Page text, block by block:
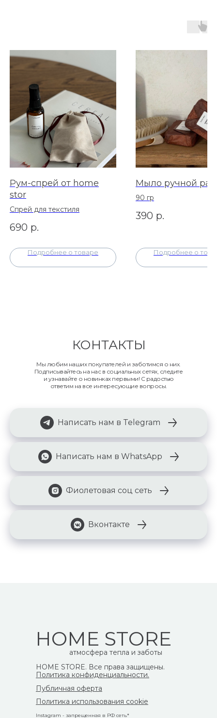
Рум-спрей от home
stor
Спрей для текстиля
690 р.
Подробнее о товаре
Мыло ручной
90 гр
390 р.
Подробнее о
КОНТАКТЫ
Мы любим наших покупателей и заботимся о них.
Подписывайтесь на нас в социальных сетях, следите
и узнавайте о новинках первыми! С радостью
ответим на все интересующие вопросы.
Написать нам в Telegram
Написать нам в WhatsApp
Фиолетовая соц сеть
Вконтакте
HOME STORE
Политика использования cookie
Публичная оферта
HOME STORE. Все права защищены.
Политика конфиденциальности.
Instagram - запрещенная в РФ сеть*
атмосфера тепла и заботы